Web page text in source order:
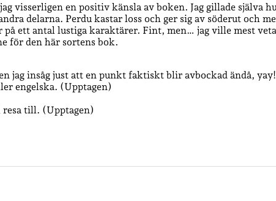
visserligen en positiv känsla av boken. Jag gillade själva
delarna. Perdu kastar loss och ger sig av söderut och
ett antal lustiga karaktärer. Fint, men… jag ville mest
för den här sortens bok.
jag insåg just att en punkt faktiskt blir avbockad ändå, yay!
engelska. (Upptagen)
resa till. (Upptagen)